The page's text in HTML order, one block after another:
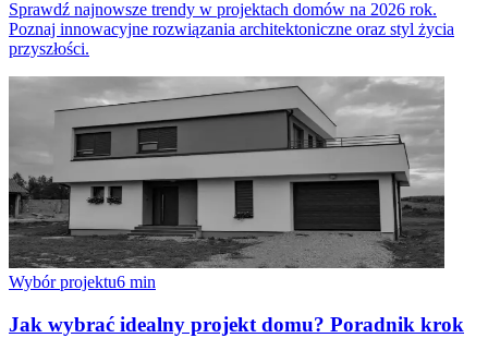
Sprawdź najnowsze trendy w projektach domów na 2026 rok.
Poznaj innowacyjne rozwiązania architektoniczne oraz styl życia
przyszłości.
Wybór projektu6 min
Jak wybrać idealny projekt domu? Poradnik krok